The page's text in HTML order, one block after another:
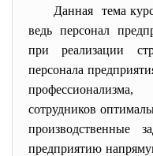
Данная тема
ведь персонал
при реализации
персонала
сотрудников
производственные
предприятию